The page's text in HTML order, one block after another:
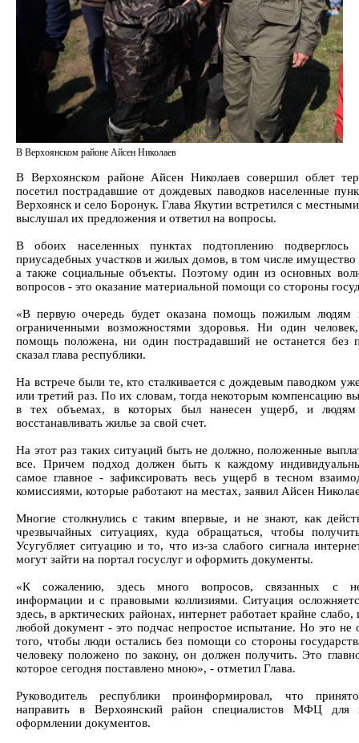
В Верхоянском районе Айсен Николаев
В Верхоянском районе Айсен Николаев совершил облет
посетил пострадавшие от дождевых паводков населенные
Верхоянск и село Боронук. Глава Якутии встретился с
выслушал их предложения и ответил на вопросы.
В обоих населенных пунктах подтоплению подверглось
приусадебных участков и жилых домов, в том числе
а также социальные объекты. Поэтому один из основных
вопросов - это оказание материальной помощи со стороны
«В первую очередь будет оказана помощь пожилым
ограниченными возможностями здоровья. Ни один
помощь положена, ни один пострадавший не останется без
сказал глава республики.
На встрече были те, кто сталкивается с дождевым паводком
или третий раз. По их словам, тогда некоторым компенсацию
в тех объемах, в которых был нанесен ущерб, и людям
восстанавливать жилье за свой счет.
На этот раз таких ситуаций быть не должно, положенные
все. Причем подход должен быть к каждому
самое главное - зафиксировать весь ущерб в тесном
комиссиями, которые работают на местах, заявил Айсен
Многие столкнулись с таким впервые, и не знают, как
чрезвычайных ситуациях, куда обращаться, чтобы
Усугубляет ситуацию и то, что из-за слабого сигнала
могут зайти на портал госуслуг и оформить документы.
«К сожалению, здесь много вопросов, связанных с
информации и с правовыми коллизиями. Ситуация
здесь, в арктических районах, интернет работает крайне слабо,
любой документ - это подчас непростое испытание. Но это не
того, чтобы люди остались без помощи со стороны
человеку положено по закону, он должен получить. Это
которое сегодня поставлено мною», - отметил Глава.
Руководитель республики проинформировал, что
направить в Верхоянский район специалистов МФЦ
оформлении документов.